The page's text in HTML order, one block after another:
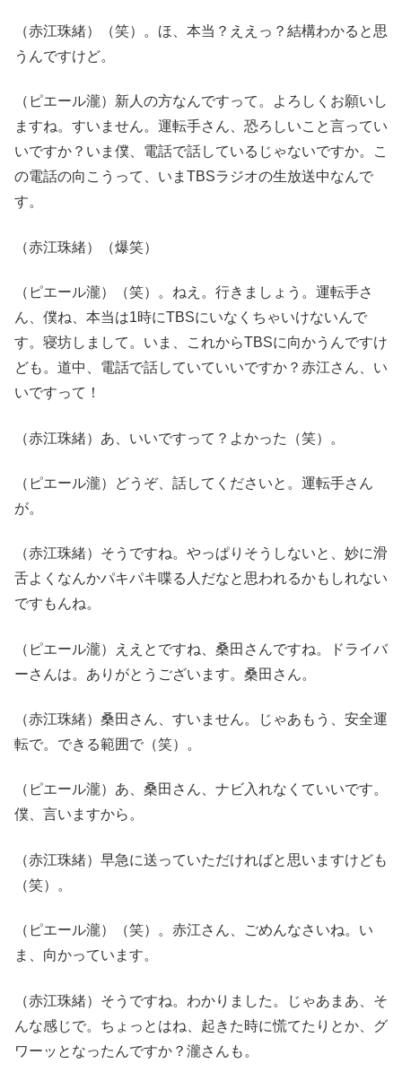
（赤江珠緒）（笑）。ほ、本当？ええっ？結構わかると思
うんですけど。
（ピエール瀧）新人の方なんですって。よろしくお願いし
ますね。すいません。運転手さん、恐ろしいこと言ってい
いですか？いま僕、電話で話しているじゃないですか。こ
の電話の向こうって、いまTBSラジオの生放送中なんで
す。
（赤江珠緒）（爆笑）
（ピエール瀧）（笑）。ねえ。行きましょう。運転手さ
ん、僕ね、本当は1時にTBSにいなくちゃいけないんで
す。寝坊しまして。いま、これからTBSに向かうんですけ
ども。道中、電話で話していていいですか？赤江さん、い
いですって！
（赤江珠緒）あ、いいですって？よかった（笑）。
（ピエール瀧）どうぞ、話してくださいと。運転手さん
が。
（赤江珠緒）そうですね。やっぱりそうしないと、妙に滑
舌よくなんかパキパキ喋る人だなと思われるかもしれない
ですもんね。
（ピエール瀧）ええとですね、桑田さんですね。ドライバ
ーさんは。ありがとうございます。桑田さん。
（赤江珠緒）桑田さん、すいません。じゃあもう、安全運
転で。できる範囲で（笑）。
（ピエール瀧）あ、桑田さん、ナビ入れなくていいです。
僕、言いますから。
（赤江珠緒）早急に送っていただければと思いますけども
（笑）。
（ピエール瀧）（笑）。赤江さん、ごめんなさいね。い
ま、向かっています。
（赤江珠緒）そうですね。わかりました。じゃあまあ、そ
んな感じで。ちょっとはね、起きた時に慌てたりとか、グ
ワーッとなったんですか？瀧さんも。